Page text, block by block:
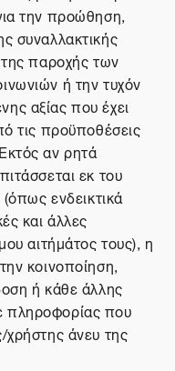
την προώθηση,
συναλλακτικής
παροχής των
ή την τυχόν
αξίας που έχει
τις προϋποθέσεις
αν ρητά
εκ του
ενδεικτικά
και άλλες
αιτήμάτος τους), η
κοινοποίηση,
ή κάθε άλλης
πληροφορίας που
άνευ της